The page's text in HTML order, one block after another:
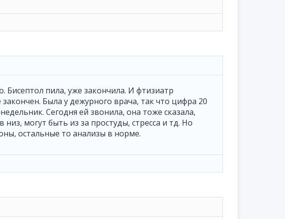
пила, уже закончила. И фтизиатр
Была у дежурного врача, так что цифра 20
Сегодня ей звонила, она тоже сказала,
могут быть из за простуды, стресса и тд. Но
остальные то анализы в норме.